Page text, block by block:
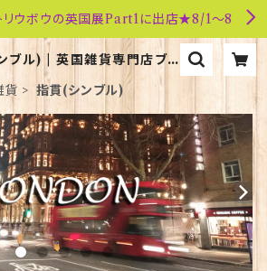
リウボウの英国展Part1に出店★8/1～8
ブル) | 英国雑貨専門店ブリ
ティッシュ・ライフ
貨 指貫(シンブル)